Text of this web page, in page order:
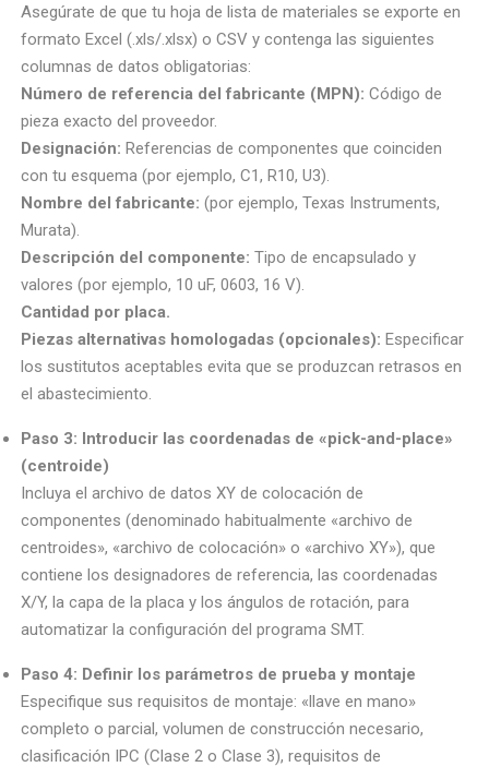
Asegúrate de que tu hoja de lista de materiales se exporte en
formato Excel (.xls/.xlsx) o CSV y contenga las siguientes
columnas de datos obligatorias:
Número de referencia del fabricante (MPN): Código de
pieza exacto del proveedor.
Designación: Referencias de componentes que coinciden
con tu esquema (por ejemplo, C1, R10, U3).
Nombre del fabricante: (por ejemplo, Texas Instruments,
Murata).
Descripción del componente: Tipo de encapsulado y
valores (por ejemplo, 10 uF, 0603, 16 V).
Cantidad por placa.
Piezas alternativas homologadas (opcionales): Especificar
los sustitutos aceptables evita que se produzcan retrasos en
el abastecimiento.
Paso 3: Introducir las coordenadas de «pick-and-place»
(centroide)
Incluya el archivo de datos XY de colocación de
componentes (denominado habitualmente «archivo de
centroides», «archivo de colocación» o «archivo XY»), que
contiene los designadores de referencia, las coordenadas
X/Y, la capa de la placa y los ángulos de rotación, para
automatizar la configuración del programa SMT.
Paso 4: Definir los parámetros de prueba y montaje
Especifique sus requisitos de montaje: «llave en mano»
completo o parcial, volumen de construcción necesario,
clasificación IPC (Clase 2 o Clase 3), requisitos de